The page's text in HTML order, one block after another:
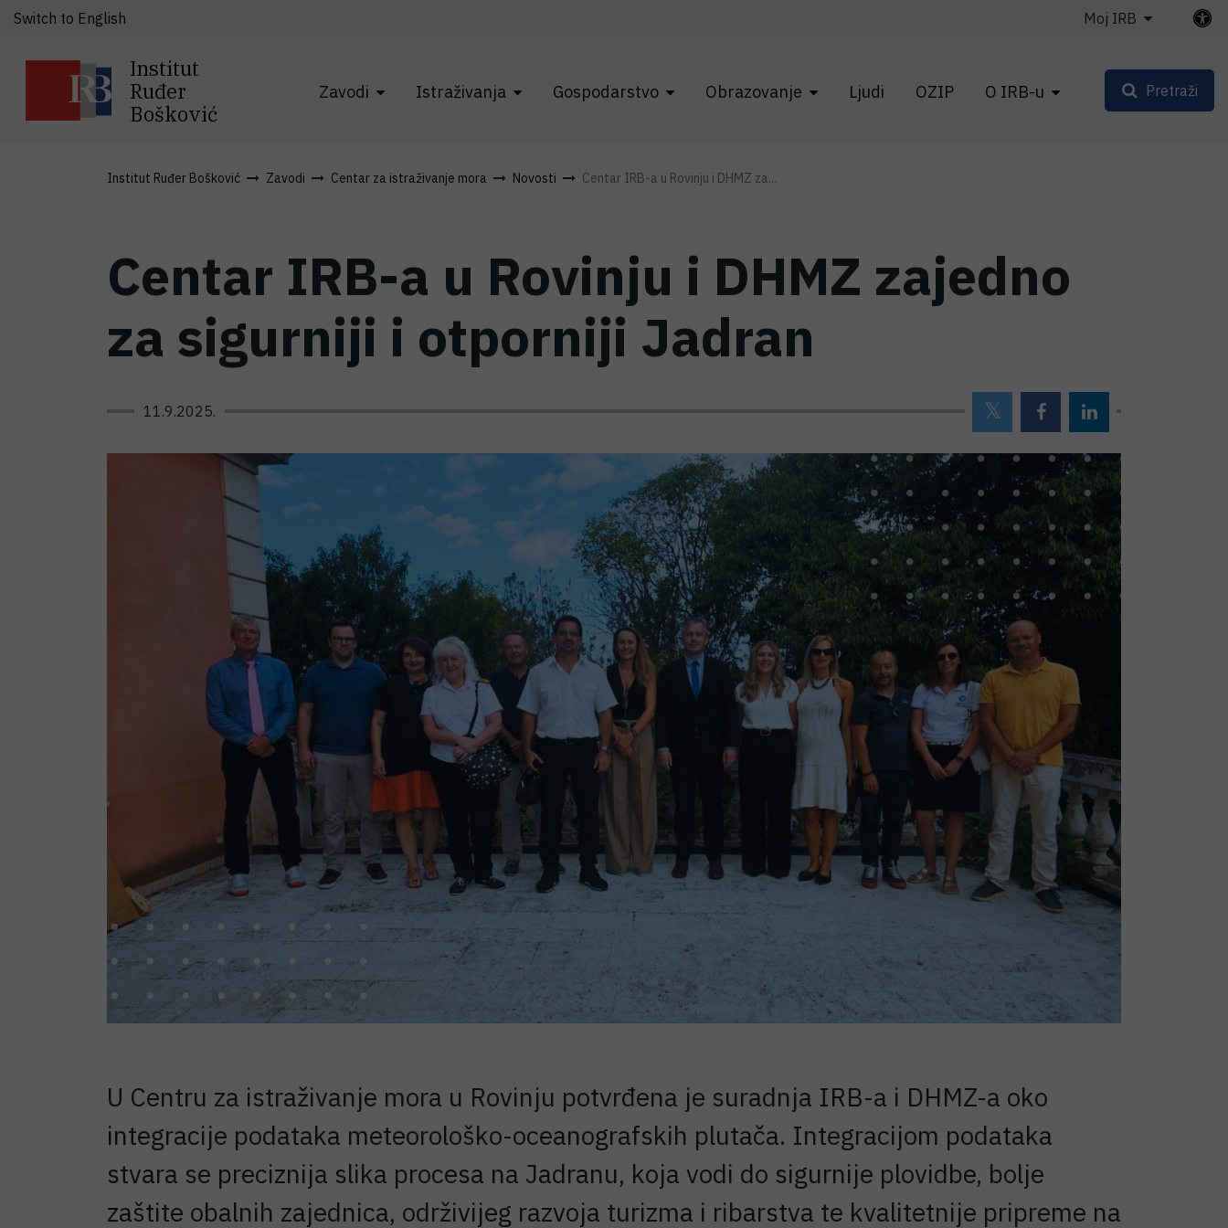
Institut
Ruđer
Bošković
Zavodi Istraživanja Gospodarstvo Obrazovanje Ljudi OZIP O IRB-u
Switch to English Moj IRB
Pretraži
Institut Ruđer Bošković Zavodi Centar za istraživanje mora Novosti Centar IRB-a u Rovinju i DHMZ za...
Centar IRB-a u Rovinju i DHMZ zajedno
za sigurniji i otporniji Jadran
11.9.2025.
U Centru za istraživanje mora u Rovinju potvrđena je suradnja IRB-a i DHMZ-a oko
integracije podataka meteorološko-oceanografskih plutača. Integracijom podataka
stvara se preciznija slika procesa na Jadranu, koja vodi do sigurnije plovidbe, bolje
zaštite obalnih zajednica, održivijeg razvoja turizma i ribarstva te kvalitetnije pripreme na